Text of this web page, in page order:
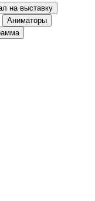
на выставку
Аниматоры